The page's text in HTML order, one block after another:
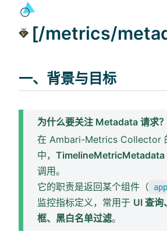
一、背景与目标
为什么要关注 Metadata 请求？
在 Ambari-Metrics Collector
中， TimelineMetricMetadata
调用。
它的职责是返回某个组件（
监控指标定义，常用于 UI 查询
框、黑白名单过滤。